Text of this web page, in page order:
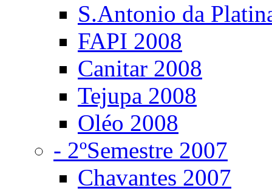
S.Antonio da
FAPI 2008
Canitar 2008
Tejupa 2008
Oléo 2008
- 2ºSemestre 2007
Chavantes 2007